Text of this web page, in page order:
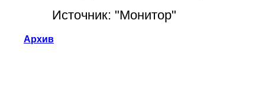
Источник: "Монитор"
Архив